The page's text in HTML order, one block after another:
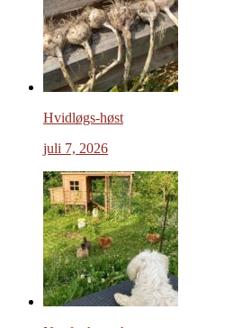
Hvidløgs-høst
juli 7, 2026